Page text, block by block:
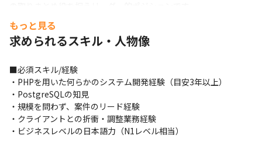
もっと見る
求められるスキル・人物像
■必須スキル/経験
・PHPを用いた何らかのシステム開発経験（目安3年以上）
・PostgreSQLの知見
・規模を問わず、案件のリード経験
・クライアントとの折衝・調整業務経験
・ビジネスレベルの日本語力（N1レベル相当）